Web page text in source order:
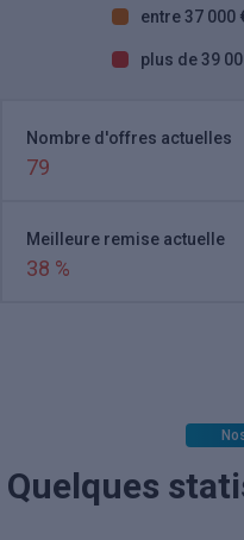
entre 37 000
plus de 39
Nombre d'offres actuelles
79
Meilleure remise actuelle
38 %
Quelques